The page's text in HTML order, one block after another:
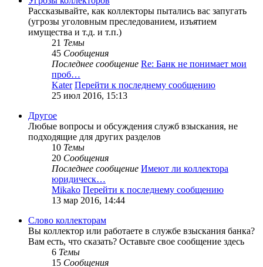
Рассказывайте, как коллекторы пытались вас запугать
(угрозы уголовным преследованием, изъятием
имущества и т.д. и т.п.)
21 Темы
45 Сообщения
Последнее сообщение Re: Банк не понимает мои
проб…
Kater Перейти к последнему сообщению
25 июл 2016, 15:13
Другое
Любые вопросы и обсуждения служб взыскания, не
подходящие для других разделов
10 Темы
20 Сообщения
Последнее сообщение Имеют ли коллектора
юридическ…
Mikako Перейти к последнему сообщению
13 мар 2016, 14:44
Слово коллекторам
Вы коллектор или работаете в службе взыскания банка?
Вам есть, что сказать? Оставьте свое сообщение здесь
6 Темы
15 Сообщения